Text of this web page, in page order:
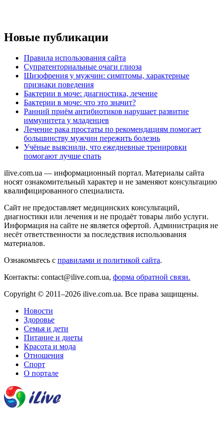
Новые публикации
Правила использования сайта
Супратенториальные очаги глиоза
Шизофрения у мужчин: симптомы, характерные
признаки поведения
Бактерии в моче: диагностика, лечение
Бактерии в моче: что это значит?
Ранний приём антибиотиков нарушает развитие
иммунитета у младенцев
Лечение рака простаты по рекомендациям помогает
большинству мужчин пережить болезнь
Учёные выяснили, что ежедневные тренировки
помогают лучше спать
ilive.com.ua — информационный портал. Материалы сайта
носят ознакомительный характер и не заменяют консультацию
квалифицированного специалиста.
Сайт не предоставляет медицинских консультаций,
диагностики или лечения и не продаёт товары либо услуги.
Информация на сайте не является офертой. Администрация не
несёт ответственности за последствия использования
материалов.
Ознакомьтесь с правилами и политикой сайта.
Контакты: contact@ilive.com.ua, форма обратной связи.
Copyright © 2011–2026 ilive.com.ua. Все права защищены.
Новости
Здоровье
Семья и дети
Питание и диеты
Красота и мода
Отношения
Спорт
О портале